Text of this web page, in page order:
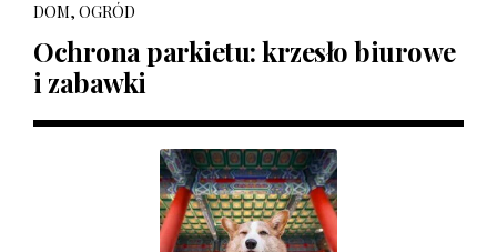
DOM, OGRÓD
Ochrona parkietu: krzesło biurowe
i zabawki